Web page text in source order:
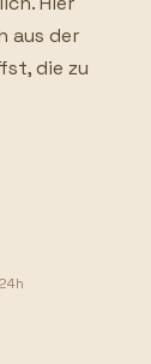
aus der
die zu